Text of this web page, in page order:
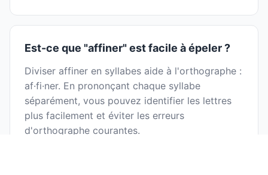
Est-ce que "affiner" est facile à épeler ?
Diviser affiner en syllabes aide à l'orthographe :
af·fi·ner. En prononçant chaque syllabe
séparément, vous pouvez identifier les lettres
plus facilement et éviter les erreurs
d'orthographe courantes.